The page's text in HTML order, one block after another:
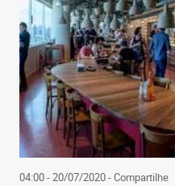
04:00 - 20/07/2020- Compartilhe